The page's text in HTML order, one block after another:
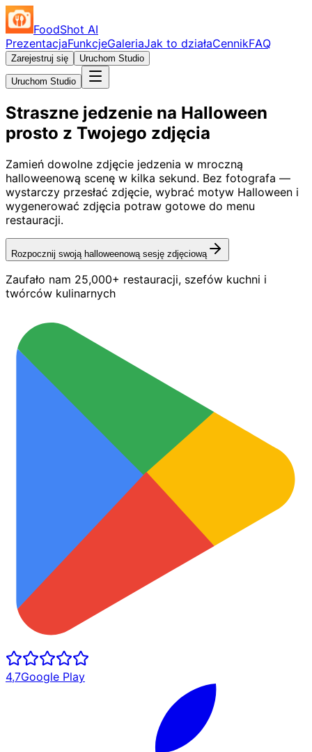
FoodShot AI
PrezentacjaFunkcjeGaleriaJak to działaCennikFAQ
Zarejestruj się Uruchom Studio
Uruchom Studio
Straszne jedzenie na Halloween
prosto z Twojego zdjęcia
Zamień dowolne zdjęcie jedzenia w mroczną
halloweenową scenę w kilka sekund. Bez fotografa —
wystarczy przesłać zdjęcie, wybrać motyw Halloween i
wygenerować zdjęcia potraw gotowe do menu
restauracji.
Rozpocznij swoją halloweenową sesję zdjęciową
Zaufało nam 25,000+ restauracji, szefów kuchni i
twórców kulinarnych
4,7Google Play